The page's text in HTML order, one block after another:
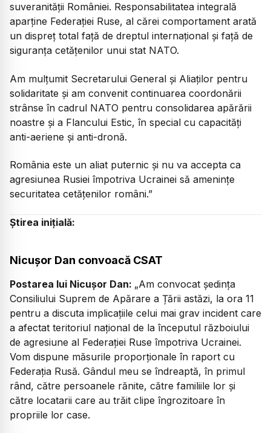
suveranității României. Responsabilitatea integrală
aparține Federației Ruse, al cărei comportament arată
un dispreț total față de dreptul internațional și față de
siguranța cetățenilor unui stat NATO.
Am mulțumit Secretarului General și Aliaților pentru
solidaritate și am convenit continuarea coordonării
strânse în cadrul NATO pentru consolidarea apărării
noastre și a Flancului Estic, în special cu capacități
anti-aeriene și anti-dronă.
România este un aliat puternic și nu va accepta ca
agresiunea Rusiei împotriva Ucrainei să amenințe
securitatea cetățenilor români.”
Știrea inițială:
Nicușor Dan convoacă CSAT
Postarea lui Nicușor Dan: „Am convocat ședința
Consiliului Suprem de Apărare a Țării astăzi, la ora 11
pentru a discuta implicațiile celui mai grav incident care
a afectat teritoriul național de la începutul războiului
de agresiune al Federației Ruse împotriva Ucrainei.
Vom dispune măsurile proporționale în raport cu
Federația Rusă. Gândul meu se îndreaptă, în primul
rând, către persoanele rănite, către familiile lor și
către locatarii care au trăit clipe îngrozitoare în
propriile lor case.